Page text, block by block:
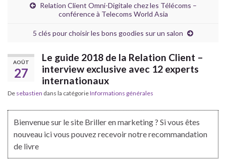
Relation Client Omni-Digitale chez les Télécoms –
conférence à Telecoms World Asia
5 clés pour choisir les bons goodies sur un salon
AOÛT
27
Le guide 2018 de la Relation Client –
interview exclusive avec 12 experts
internationaux
De sebastien dans la catégorieInformations générales
Bienvenue sur le site Briller en marketing ? Si vous êtes
nouveau ici vous pouvez recevoir notre recommandation
de livre